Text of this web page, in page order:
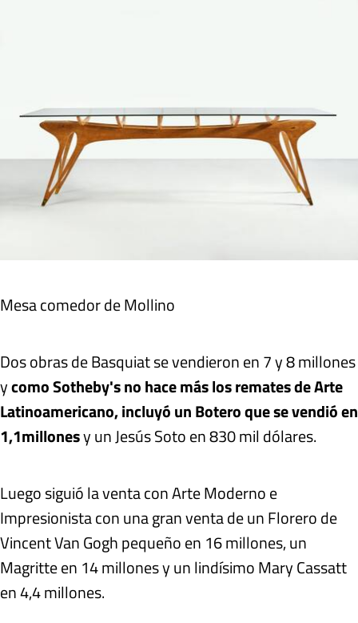
Mesa comedor de Mollino
Dos obras de Basquiat se vendieron en 7 y 8 millones
ycomo Sotheby's no hace más los remates de Arte
Latinoamericano, incluyó un Botero que se vendió en
1,1millonesy un Jesús Soto en 830 mil dólares.
Luego siguió la venta con Arte Moderno e
Impresionista con una gran venta de un Florero de
Vincent Van Gogh pequeño en 16 millones, un
Magritte en 14 millones y un lindísimo Mary Cassatt
en 4,4 millones.